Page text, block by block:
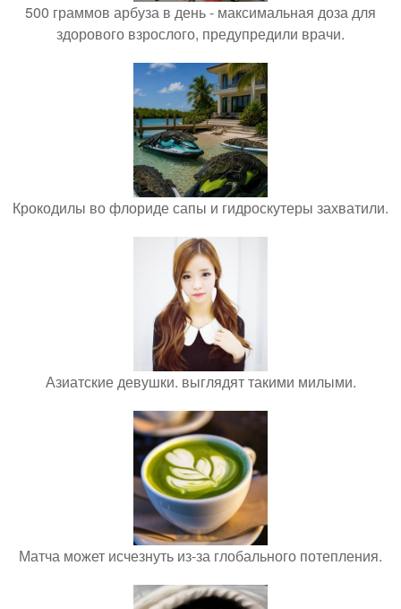
500 граммов арбуза в день - максимальная доза для
здорового взрослого, предупредили врачи.
Крокодилы во флориде сапы и гидроскутеры захватили.
Азиатские девушки. выглядят такими милыми.
Матча может исчезнуть из-за глобального потепления.